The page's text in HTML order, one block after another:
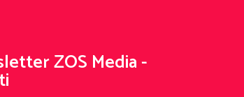
ZOS Media -